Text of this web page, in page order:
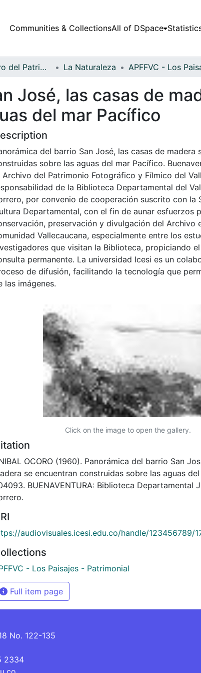
Communities & CollectionsAll of DSpace
Fondo Archivo del Patrimonio Fotográfico y Fílmico del Valle del Cauca La Naturaleza
José, las casas de
del mar Pacífico
del barrio San José, las casas de madera
sobre las aguas del mar Pacífico.
Archivo del Patrimonio Fotográfico y Fílmico del
de la Biblioteca Departamental del
por convenio de cooperación suscrito con la
Departamental, con el fin de aunar esfuerzos
preservación y divulgación del Archivo
Vallecaucana, especialmente entre los
que visitan la Biblioteca, propiciando
permanente. La universidad Icesi es un
de difusión, facilitando la tecnología que
las imágenes.
Click on the image to open the gallery.
OCORO (1960). Panorámica del barrio San
se encuentran construidas sobre las aguas
BUENAVENTURA: Biblioteca Departamental
audiovisuales.icesi.edu.co/handle/123456789/
- Los Paisajes - Patrimonial
Full item page
No. 122-135
2334